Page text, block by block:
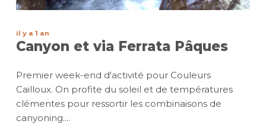
il y a 1 an
Canyon et via Ferrata Pâques
Premier week-end d'activité pour Couleurs
Cailloux. On profite du soleil et de températures
clémentes pour ressortir les combinaisons de
canyoning....